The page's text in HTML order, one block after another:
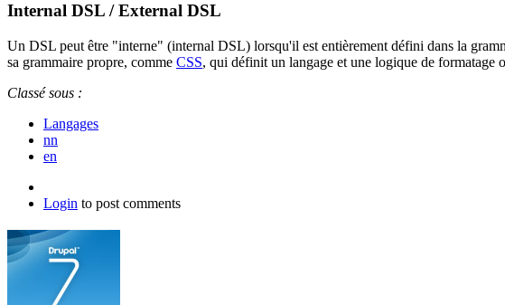
Internal DSL / External DSL
Un DSL peut être "interne" (internal DSL) lorsqu'il est entièrement défini dans la
sa grammaire propre, comme CSS, qui définit un langage et une logique de formatage
Classé sous :
Langages
nn
en
Login to post comments